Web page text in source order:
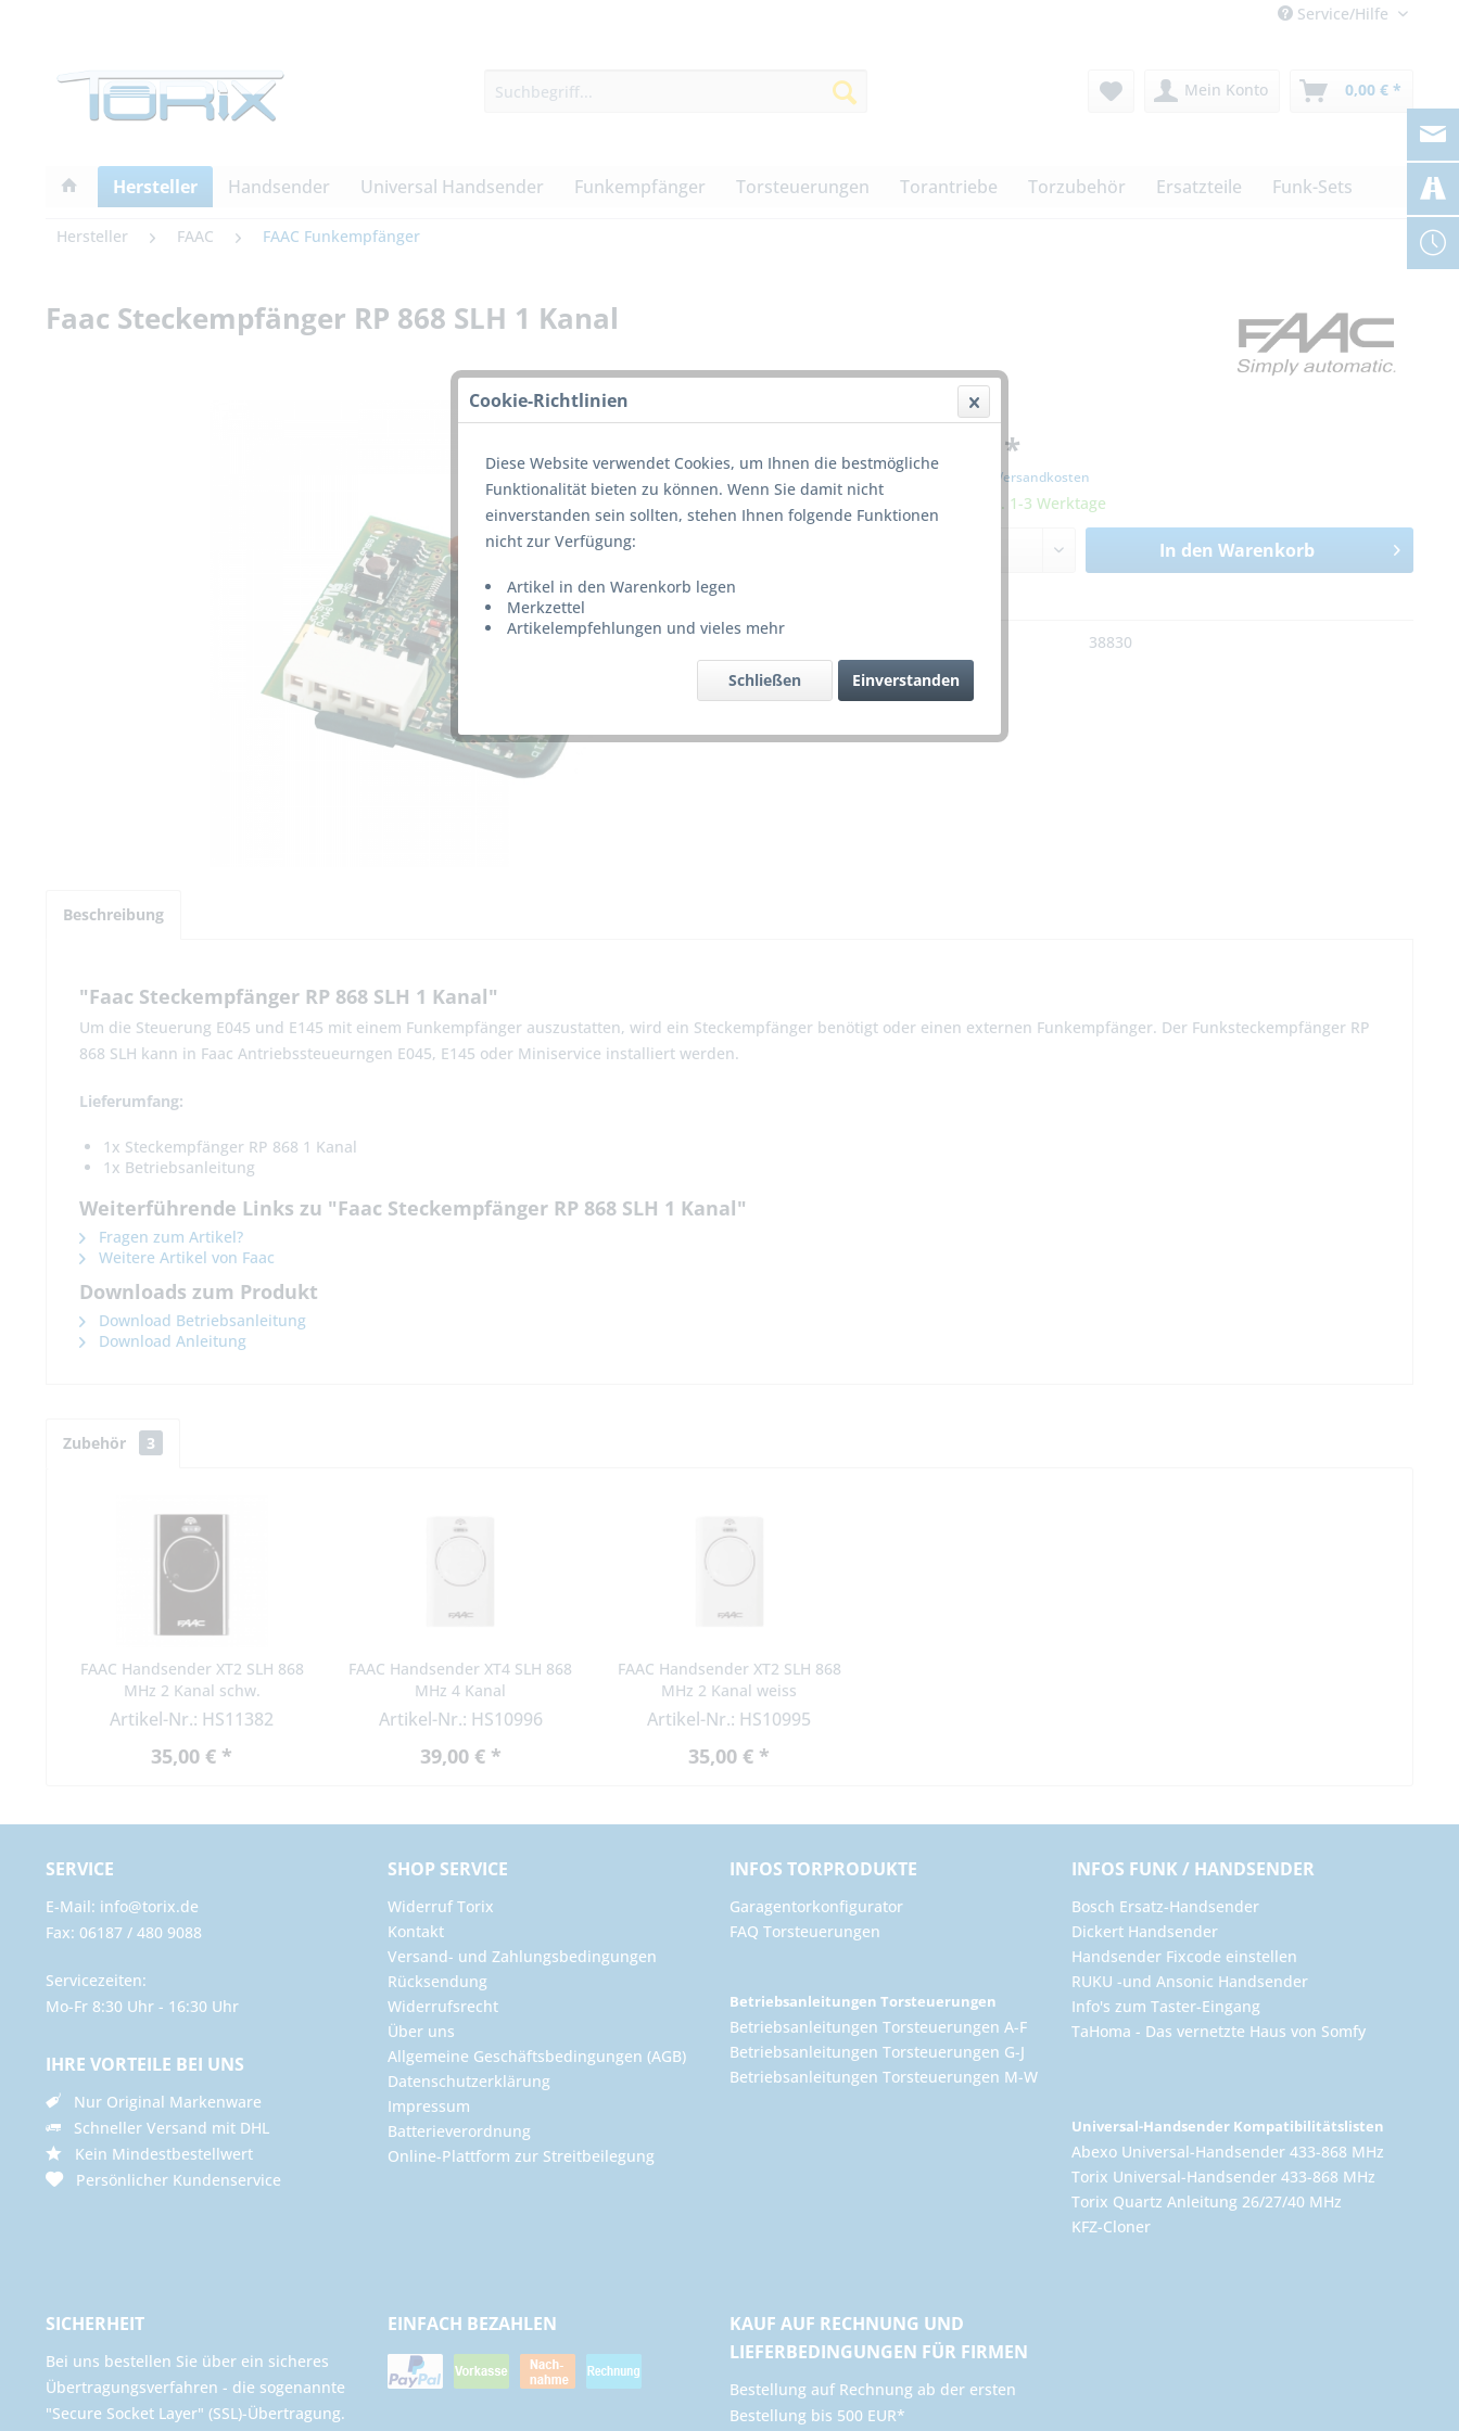
Service/Hilfe
Mein Konto 0,00 € *
Hersteller Handsender Universal Handsender Funkempfänger Torsteuerungen Torantriebe Torzubehör Ersatzteile Funk-Sets
Hersteller FAAC FAAC Funkempfänger
Faac Steckempfänger RP 868 SLH 1 Kanal
96,00 € *
inkl. MwSt. zzgl. Versandkosten
Lieferzeit ca. 1-3 Werktage
In den Warenkorb
38830
Beschreibung
"Faac Steckempfänger RP 868 SLH 1 Kanal"
Um die Steuerung E045 und E145 mit einem Funkempfänger auszustatten, wird ein Steckempfänger benötigt oder einen externen Funkempfänger. Der Funksteckempfänger RP
868 SLH kann in Faac Antriebssteueurngen E045, E145 oder Miniservice installiert werden.
Lieferumfang:
1x Steckempfänger RP 868 1 Kanal
1x Betriebsanleitung
Weiterführende Links zu "Faac Steckempfänger RP 868 SLH 1 Kanal"
Fragen zum Artikel?
Weitere Artikel von Faac
Downloads zum Produkt
Download Betriebsanleitung
Download Anleitung
Zubehör 3
FAAC Handsender XT2 SLH 868
MHz 2 Kanal schw.
Artikel-Nr.: HS11382
35,00 € *
FAAC Handsender XT4 SLH 868
MHz 4 Kanal
Artikel-Nr.: HS10996
39,00 € *
FAAC Handsender XT2 SLH 868
MHz 2 Kanal weiss
Artikel-Nr.: HS10995
35,00 € *
SERVICE
E-Mail: info@torix.de
Fax: 06187 / 480 9088
Servicezeiten:
Mo-Fr 8:30 Uhr - 16:30 Uhr
IHRE VORTEILE BEI UNS
Nur Original Markenware
Schneller Versand mit DHL
Kein Mindestbestellwert
Persönlicher Kundenservice
SHOP SERVICE
Widerruf Torix
Kontakt
Versand- und Zahlungsbedingungen
Rücksendung
Widerrufsrecht
Über uns
Allgemeine Geschäftsbedingungen (AGB)
Datenschutzerklärung
Impressum
Batterieverordnung
Online-Plattform zur Streitbeilegung
INFOS TORPRODUKTE
Garagentorkonfigurator
FAQ Torsteuerungen
Betriebsanleitungen Torsteuerungen
Betriebsanleitungen Torsteuerungen A-F
Betriebsanleitungen Torsteuerungen G-J
Betriebsanleitungen Torsteuerungen M-W
INFOS FUNK / HANDSENDER
Bosch Ersatz-Handsender
Dickert Handsender
Handsender Fixcode einstellen
RUKU -und Ansonic Handsender
Info's zum Taster-Eingang
TaHoma - Das vernetzte Haus von Somfy
Universal-Handsender Kompatibilitätslisten
Abexo Universal-Handsender 433-868 MHz
Torix Universal-Handsender 433-868 MHz
Torix Quartz Anleitung 26/27/40 MHz
KFZ-Cloner
SICHERHEIT
Bei uns bestellen Sie über ein sicheres
Übertragungsverfahren - die sogenannte
"Secure Socket Layer" (SSL)-Übertragung.
EINFACH BEZAHLEN
KAUF AUF RECHNUNG UND
LIEFERBEDINGUNGEN FÜR FIRMEN
​Bestellung auf Rechnung ab der ersten
Bestellung bis 500 EUR*
Cookie-Richtlinien
Diese Website verwendet Cookies, um Ihnen die bestmögliche
Funktionalität bieten zu können. Wenn Sie damit nicht
einverstanden sein sollten, stehen Ihnen folgende Funktionen
nicht zur Verfügung:
Artikel in den Warenkorb legen
Merkzettel
Artikelempfehlungen und vieles mehr
Einverstanden
Schließen